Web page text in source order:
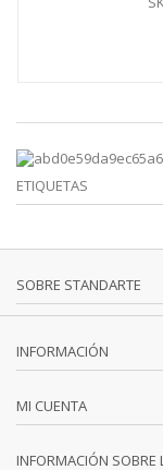
ETIQUETAS
SOBRE STANDARTE
INFORMACIÓN
MI CUENTA
INFORMACIÓN SOBRE